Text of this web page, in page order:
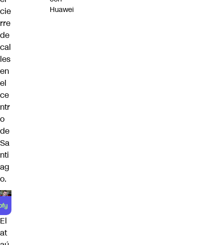
cie
rre
de
cal
les
en
el
ce
ntr
o
de
Sa
nti
ag
o.
El
at
Huawei